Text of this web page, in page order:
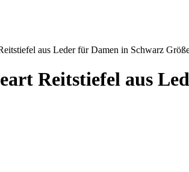
aus Leder für Damen in Schwarz
Reitstiefel aus